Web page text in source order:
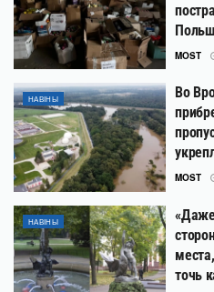
MOST
НАВІНЫ
Во
MOST
НАВІНЫ
точь